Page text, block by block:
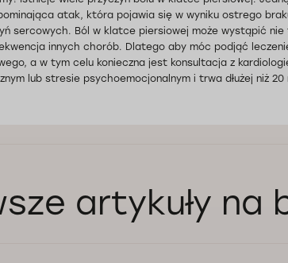
atak, która pojawia się w wyniku ostrego
sercowych. Ból w klatce piersiowej może wystąpić
innych chorób. Dlatego aby móc podjąć
a w tym celu konieczna jest konsultacja z
lub stresie psychoemocjonalnym i trwa dłużej niż
artykuły na